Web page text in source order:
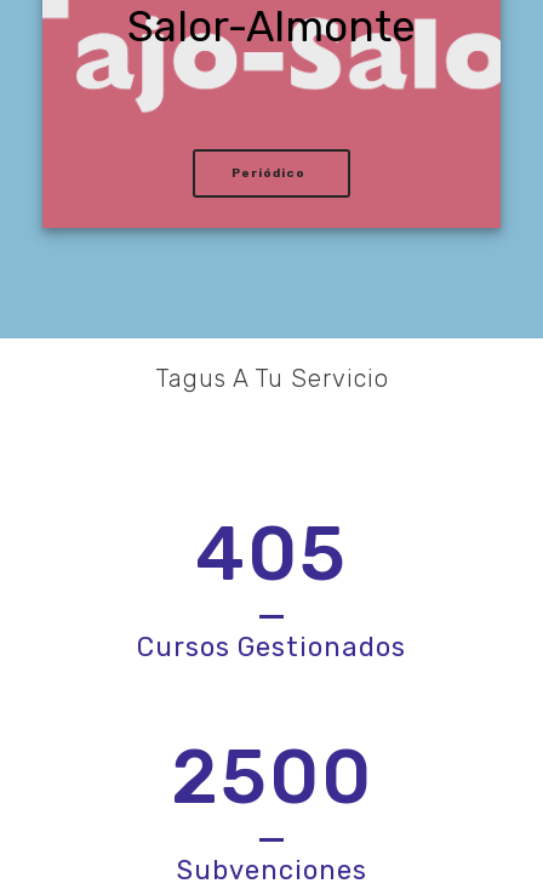
Salor-Almonte
Periódico
Tagus A Tu Servicio
405
Cursos Gestionados
2500
Subvenciones